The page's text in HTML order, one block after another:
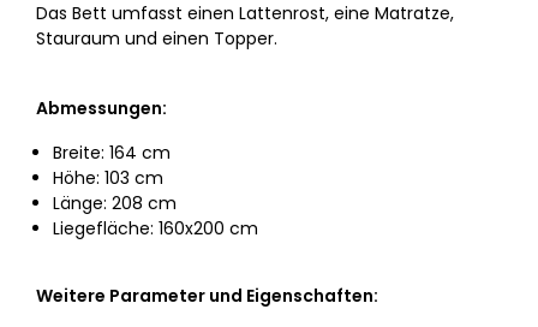
Das Bett umfasst einen Lattenrost, eine Matratze,
Stauraum und einen Topper.
Abmessungen:
Breite: 164 cm
Höhe: 103 cm
Länge: 208 cm
Liegefläche: 160x200 cm
Weitere Parameter und Eigenschaften: